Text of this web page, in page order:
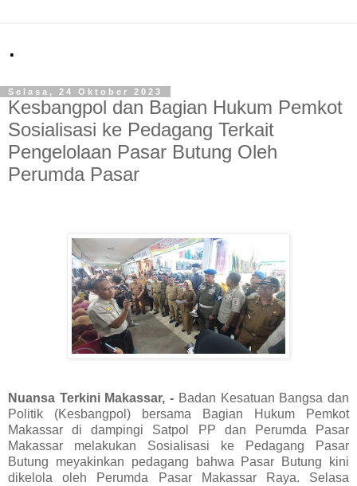
.
Selasa, 24 Oktober 2023
Kesbangpol dan Bagian Hukum Pemkot
Sosialisasi ke Pedagang Terkait
Pengelolaan Pasar Butung Oleh
Perumda Pasar
Nuansa Terkini Makassar, - Badan Kesatuan Bangsa dan
Politik (Kesbangpol) bersama Bagian Hukum Pemkot
Makassar di dampingi Satpol PP dan Perumda Pasar
Makassar melakukan Sosialisasi ke Pedagang Pasar
Butung meyakinkan pedagang bahwa Pasar Butung kini
dikelola oleh Perumda Pasar Makassar Raya. Selasa